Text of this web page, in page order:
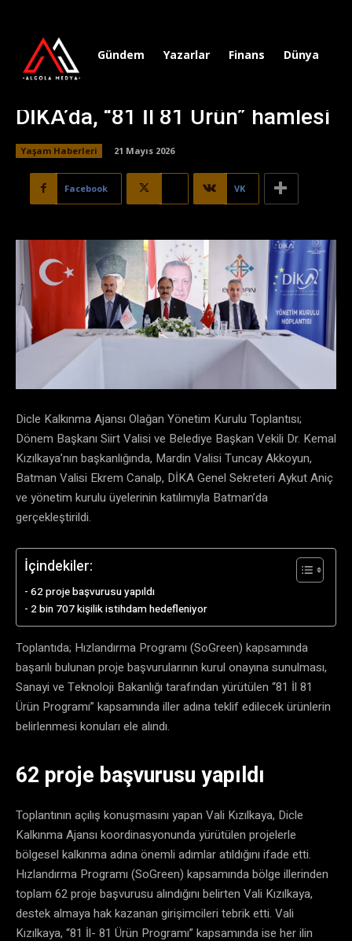
Gündem Yazarlar Finans Dünya
DİKA’da, “81 İl 81 Ürün” hamlesi
Yaşam Haberleri 21 Mayıs 2026
Facebook VK
Dicle Kalkınma Ajansı Olağan Yönetim Kurulu Toplantısı;
Dönem Başkanı Siirt Valisi ve Belediye Başkan Vekili Dr. Kemal
Kızılkaya’nın başkanlığında, Mardin Valisi Tuncay Akkoyun,
Batman Valisi Ekrem Canalp, DİKA Genel Sekreteri Aykut Aniç
ve yönetim kurulu üyelerinin katılımıyla Batman’da
gerçekleştirildi.
İçindekiler:
62 proje başvurusu yapıldı
2 bin 707 kişilik istihdam hedefleniyor
Toplantıda; Hızlandırma Programı (SoGreen) kapsamında
başarılı bulunan proje başvurularının kurul onayına sunulması,
Sanayi ve Teknoloji Bakanlığı tarafından yürütülen “81 İl 81
Ürün Programı” kapsamında iller adına teklif edilecek ürünlerin
belirlenmesi konuları ele alındı.
62 proje başvurusu yapıldı
Toplantının açılış konuşmasını yapan Vali Kızılkaya, Dicle
Kalkınma Ajansı koordinasyonunda yürütülen projelerle
bölgesel kalkınma adına önemli adımlar atıldığını ifade etti.
Hızlandırma Programı (SoGreen) kapsamında bölge illerinden
toplam 62 proje başvurusu alındığını belirten Vali Kızılkaya,
destek almaya hak kazanan girişimcileri tebrik etti. Vali
Kızılkaya, “81 İl- 81 Ürün Programı” kapsamında ise her ilin